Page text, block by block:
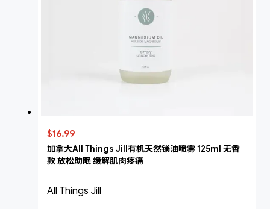
$16.99
加拿大All Things Jill有机天然镁油喷雾 125ml 无香
款 放松助眠 缓解肌肉疼痛
All Things Jill